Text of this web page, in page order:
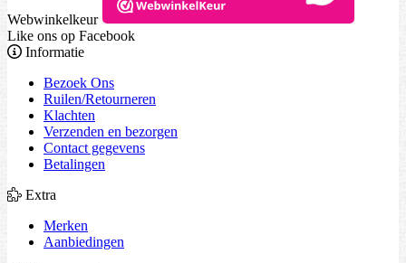
Webwinkelkeur
Like ons op Facebook
Informatie
Bezoek Ons
Ruilen/Retourneren
Klachten
Verzenden en bezorgen
Contact gegevens
Betalingen
Extra
Merken
Aanbiedingen